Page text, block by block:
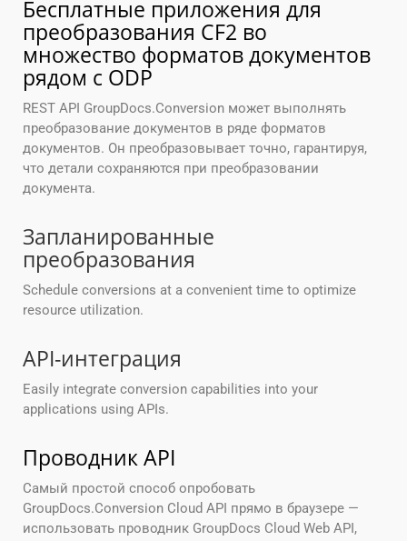
Бесплатные приложения для
преобразования CF2 во
множество форматов документов
рядом с ODP
REST API GroupDocs.Conversion может выполнять
преобразование документов в ряде форматов
документов. Он преобразовывает точно, гарантируя,
что детали сохраняются при преобразовании
документа.
Запланированные
преобразования
Schedule conversions at a convenient time to optimize
resource utilization.
API-интеграция
Easily integrate conversion capabilities into your
applications using APIs.
Проводник API
Самый простой способ опробовать
GroupDocs.Conversion Cloud API прямо в браузере —
использовать проводник GroupDocs Cloud Web API,